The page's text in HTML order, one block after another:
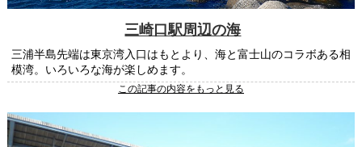
三崎口駅周辺の海
三浦半島先端は東京湾入口はもとより、海と富士山のコラボある相
模湾。いろいろな海が楽しめます。
この記事の内容をもっと見る